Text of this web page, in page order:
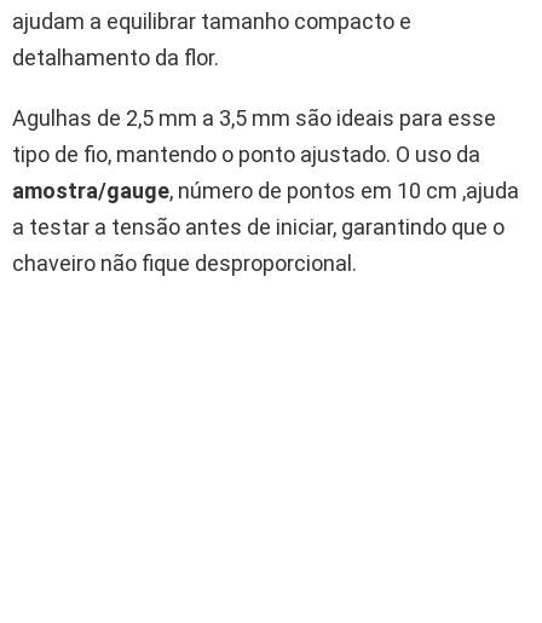
ajudam a equilibrar tamanho compacto e
detalhamento da flor.
Agulhas de 2,5 mm a 3,5 mm são ideais para esse
tipo de fio, mantendo o ponto ajustado. O uso da
amostra/gauge, número de pontos em 10 cm ,ajuda
a testar a tensão antes de iniciar, garantindo que o
chaveiro não fique desproporcional.